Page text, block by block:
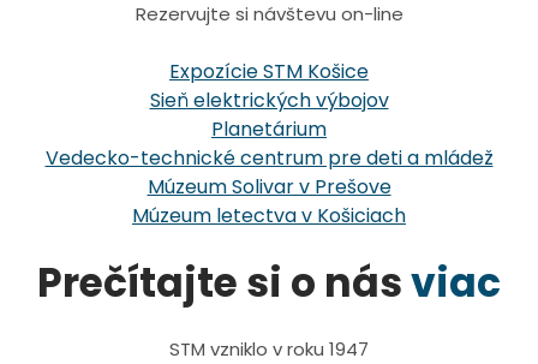
Rezervujte si návštevu on-line
Expozície STM Košice
Sieň elektrických výbojov
Planetárium
Vedecko-technické centrum pre deti a mládež
Múzeum Solivar v Prešove
Múzeum letectva v Košiciach
Prečítajte si o násviac
STM vzniklo v roku 1947